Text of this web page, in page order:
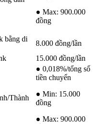
● Max: 900.000
đồng
bằng di
8.000 đồng/lần
15.000 đồng/lần
Thành
● 0,018%/tổng số
tiền chuyển
● Min: 15.000
đồng
● Max: 900.000